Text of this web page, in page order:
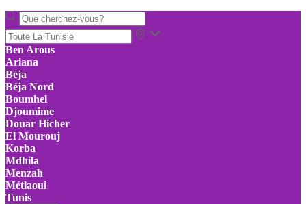
Ben Arous
Ariana
Béja
Béja Nord
Boumhel
Djoumime
Douar Hicher
El Mourouj
Korba
Mdhila
Menzah
Métlaoui
Tunis